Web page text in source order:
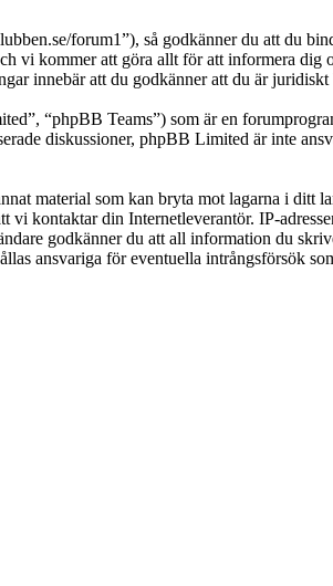
forum1”), så godkänner du att du
vi kommer att göra allt för att informera
innebär att du godkänner att du är
“phpBB Teams”) som är en
diskussioner, phpBB Limited är inte
material som kan bryta mot lagarna i ditt
kontaktar din Internetleverantör. IP-
godkänner du att all information du
ansvariga för eventuella intrångsförsök